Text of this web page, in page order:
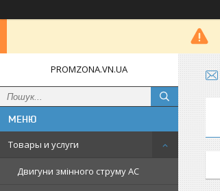
PROMZONA.VN.UA
Товары и услуги
Двигуни змінного струму AC